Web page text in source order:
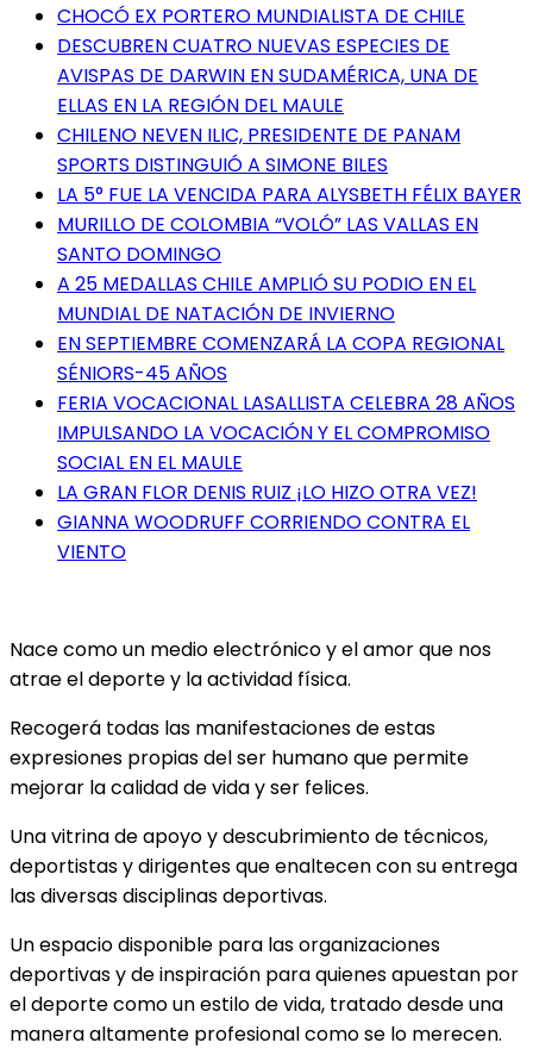
CHOCÓ EX PORTERO MUNDIALISTA DE CHILE
DESCUBREN CUATRO NUEVAS ESPECIES DE
AVISPAS DE DARWIN EN SUDAMÉRICA, UNA DE
ELLAS EN LA REGIÓN DEL MAULE
CHILENO NEVEN ILIC, PRESIDENTE DE PANAM
SPORTS DISTINGUIÓ A SIMONE BILES
LA 5° FUE LA VENCIDA PARA ALYSBETH FÉLIX BAYER
MURILLO DE COLOMBIA “VOLÓ” LAS VALLAS EN
SANTO DOMINGO
A 25 MEDALLAS CHILE AMPLIÓ SU PODIO EN EL
MUNDIAL DE NATACIÓN DE INVIERNO
EN SEPTIEMBRE COMENZARÁ LA COPA REGIONAL
SÉNIORS-45 AÑOS
FERIA VOCACIONAL LASALLISTA CELEBRA 28 AÑOS
IMPULSANDO LA VOCACIÓN Y EL COMPROMISO
SOCIAL EN EL MAULE
LA GRAN FLOR DENIS RUIZ ¡LO HIZO OTRA VEZ!
GIANNA WOODRUFF CORRIENDO CONTRA EL
VIENTO
Nace como un medio electrónico y el amor que nos
atrae el deporte y la actividad física.
Recogerá todas las manifestaciones de estas
expresiones propias del ser humano que permite
mejorar la calidad de vida y ser felices.
Una vitrina de apoyo y descubrimiento de técnicos,
deportistas y dirigentes que enaltecen con su entrega
las diversas disciplinas deportivas.
Un espacio disponible para las organizaciones
deportivas y de inspiración para quienes apuestan por
el deporte como un estilo de vida, tratado desde una
manera altamente profesional como se lo merecen.